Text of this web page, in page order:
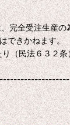
完全受注生産の
できかねます。
（民法６３２